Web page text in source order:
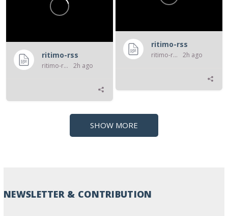
ritimo-rss
ritimo-rss 2h ago
ritimo-rss
ritimo-rss 2h ago
SHOW MORE
NEWSLETTER & CONTRIBUTION